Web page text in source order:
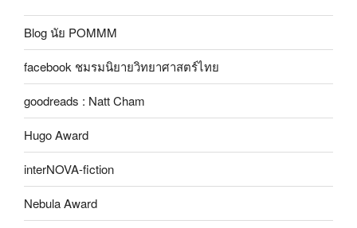
Blog นัย POMMM
facebook ชมรมนิยายวิทยาศาสตร์ไทย
goodreads : Natt Cham
Hugo Award
interNOVA-fiction
Nebula Award